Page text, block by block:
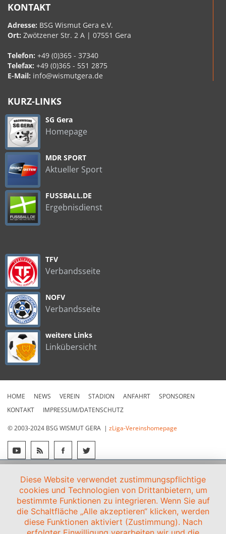
KONTAKT
Adresse: BSG Wismut Gera e.V.
Ort: Zwötzener Str. 2 A | 07551 Gera
Telefon: +49 (0)365 - 37340
Telefax: +49 (0)365 - 551 2875
E-Mail: info@wismutgera.de
KURZ-LINKS
SG Gera
Homepage
MDR SPORT
Aktueller Sport
FUSSBALL.DE
Ergebnisdienst
TFV
Verbandsseite
NOFV
Verbandsseite
weitere Links
Linkübersicht
HOME NEWS VEREIN STADION ANFAHRT
SPONSOREN
KONTAKT
IMPRESSUM/DATENSCHUTZ
© 2003-2024 BSG WISMUT GERA | zLiga-Vereinshomepage
Diese Website verwendet zustimmungspflichtige
cookies und Technologien von Drittanbietern, um
bestimmte Funktionen zu integrieren. Wenn Sie auf
die Schaltfläche „Alle akzeptieren“ klicken, werden
diese Funktionen aktiviert (Zustimmung). Nach